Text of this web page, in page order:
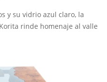
y su vidrio azul claro, la
rinde homenaje al valle